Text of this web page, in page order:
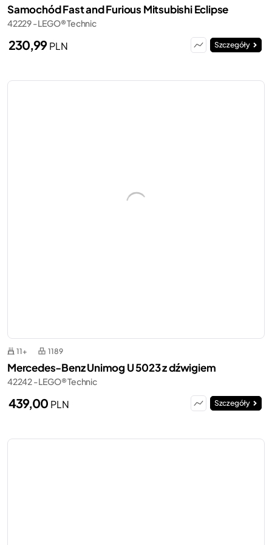
Samochód Fast and Furious Mitsubishi Eclipse
42229 - LEGO® Technic
230,99PLN Szczegóły
11+ 1189
Mercedes-Benz Unimog U 5023 z dźwigiem
42242 - LEGO® Technic
439,00 PLN Szczegóły